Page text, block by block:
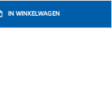
IN WINKELWAGEN